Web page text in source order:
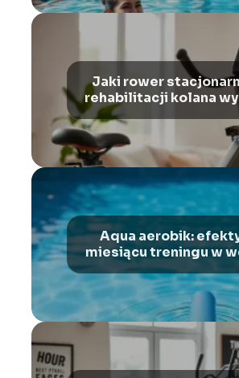
Jaki rower
rehabilitacji kolana
Aqua aerobik:
miesiącu treningu w